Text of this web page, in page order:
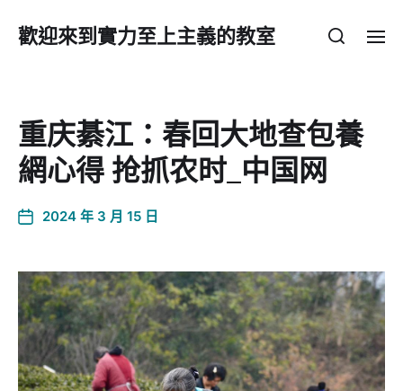
歡迎來到實力至上主義的教室
重庆綦江：春回大地查包養
網心得 抢抓农时_中国网
2024 年 3 月 15 日